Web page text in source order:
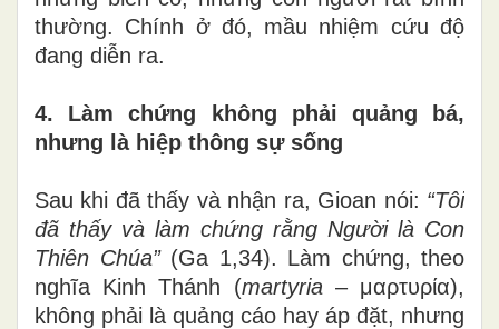
thường. Chính ở đó, mầu nhiệm cứu độ
đang diễn ra.
4. Làm chứng không phải quảng bá,
nhưng là hiệp thông sự sống
Sau khi đã thấy và nhận ra, Gioan nói: “Tôi
đã thấy và làm chứng rằng Người là Con
Thiên Chúa” (Ga 1,34). Làm chứng, theo
nghĩa Kinh Thánh (martyria– μαρτυρία),
không phải là quảng cáo hay áp đặt, nhưng